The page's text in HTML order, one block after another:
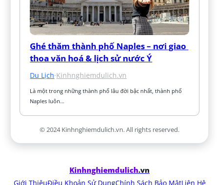
Ghé thăm thành phố Naples – nơi giao
thoa văn hoá & lịch sử nước Ý
Du Lịch·Kinhnghiemdulich.vn
Là một trong những thành phố lâu đời bậc nhất, thành phố
Naples luôn…
© 2024 Kinhnghiemdulich.vn. All rights reserved.
Kinhnghiemdulich.vn
Giới ThiệuĐiều Khoản Sử DụngChính Sách Bảo MậtLiên Hệ